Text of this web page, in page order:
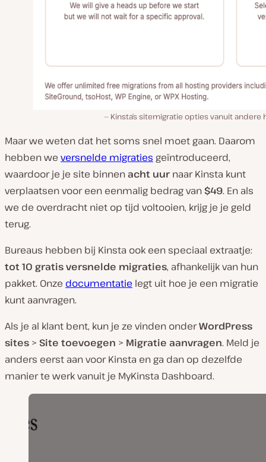
Kinsta’s sitemigratie opties vanuit andere
Maar we weten dat het soms snel moet gaan. Daarom
hebben we versnelde migraties geïntroduceerd,
waardoor je je site binnenacht uur naar Kinsta kunt
verplaatsen voor een eenmalig bedrag van $49. En als
we de overdracht niet op tijd voltooien, krijg je je geld
terug.
Bureaus hebben bij Kinsta ook een speciaal extraatje:
tot 10 gratis versnelde migraties, afhankelijk van hun
pakket. Onze documentatie legt uit hoe je een migratie
kunt aanvragen.
Als je al klant bent, kun je ze vinden onderWordPress
sites > Site toevoegen > Migratie aanvragen. Meld je
anders eerst aan voor Kinsta en ga dan op dezelfde
manier te werk vanuit je MyKinsta Dashboard.